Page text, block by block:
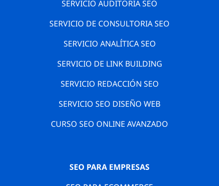
SERVICIO AUDITORIA SEO
SERVICIO DE CONSULTORIA SEO
SERVICIO ANALÍTICA SEO
SERVICIO DE LINK BUILDING
SERVICIO REDACCIÓN SEO
SERVICIO SEO DISEÑO WEB
CURSO SEO ONLINE AVANZADO
SEO PARA EMPRESAS